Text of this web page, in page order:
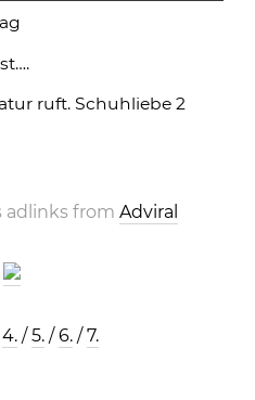
ruft. Schuhliebe 2
adlinks fromAdviral
4. /5. /6. /7.